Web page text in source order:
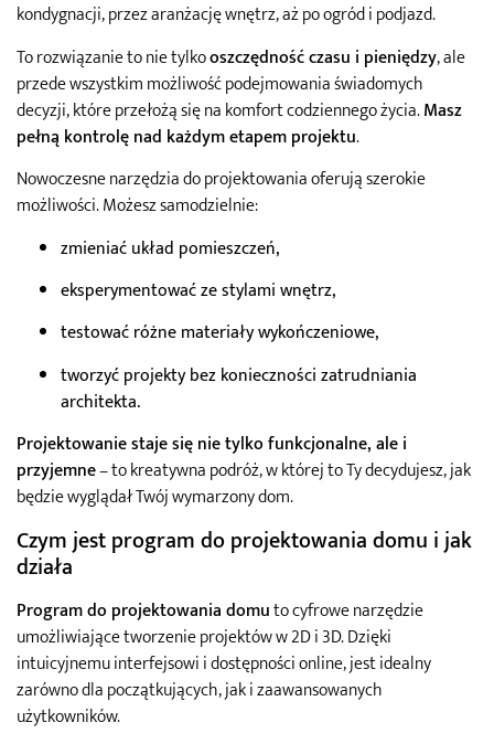
kondygnacji, przez aranżację wnętrz, aż po ogród i podjazd.
To rozwiązanie to nie tylkooszczędność czasu i pieniędzy, ale
przede wszystkim możliwość podejmowania świadomych
decyzji, które przełożą się na komfort codziennego życia.Masz
pełną kontrolę nad każdym etapem projektu.
Nowoczesne narzędzia do projektowania oferują szerokie
możliwości. Możesz samodzielnie:
zmieniać układ pomieszczeń,
eksperymentować ze stylami wnętrz,
testować różne materiały wykończeniowe,
tworzyć projekty bez konieczności zatrudniania
architekta.
Projektowanie staje się nie tylko funkcjonalne, ale i
przyjemne– to kreatywna podróż, w której to Ty decydujesz, jak
będzie wyglądał Twój wymarzony dom.
Czym jest program do projektowania domu i jak
działa
Program do projektowania domuto cyfrowe narzędzie
umożliwiające tworzenie projektów w 2D i 3D. Dzięki
intuicyjnemu interfejsowi i dostępności online, jest idealny
zarówno dla początkujących, jak i zaawansowanych
użytkowników.